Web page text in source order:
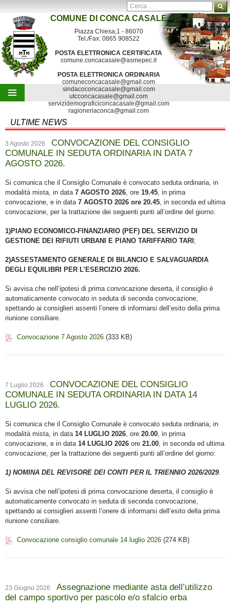
Ricerca per:
Contatti Mappa del sito Segnalazioni
COMUNE DI CONCA CASALE
Piazza Chiesa,1 - 86070
Tel./Fax: 0865 908522
POSTA ELETTRONICA CERTIFICATA
comune.concacasale@asmepec.it
POSTA ELETTRONICA ORDINARIA
comuneconcacasale@gmail.com
sindacoconcacasale@gmail.com
utcconcacasale@gmail.com
servizidemograficiconcacasale@gmail.com
ragioneriaconca@gmail.com
ULTIME NEWS
3 Agosto 2026
CONVOCAZIONE DEL CONSIGLIO
COMUNALE IN SEDUTA ORDINARIA IN DATA 7
AGOSTO 2026.
Si comunica che il Consiglio Comunale è convocato seduta ordinaria, in
modalità mista, in data7 AGOSTO 2026, ore 19.45, in prima
convocazione, e in data7 AGOSTO 2026 ore 20.45, in seconda ed ultima
convocazione, per la trattazione dei seguenti punti all’ordine del giorno:
1)PIANO ECONOMICO-FINANZIARIO (PEF) DEL SERVIZIO DI
GESTIONE DEI RIFIUTI URBANI E PIANO TARIFFARIO TARI ;
2)ASSESTAMENTO GENERALE DI BILANCIO E SALVAGUARDIA
DEGLI EQUILIBRI PER L’ESERCIZIO 2026.
Si avvisa che nell’ipotesi di prima convocazione deserta, il consiglio è
automaticamente convocato in seduta di seconda convocazione,
spettando ai consiglieri assenti l’onere di informarsi dell’esito della prima
riunione consiliare.
Convocazione 7 Agosto 2026(333 KB)
7 Luglio 2026
CONVOCAZIONE DEL CONSIGLIO
COMUNALE IN SEDUTA ORDINARIA IN DATA 14
LUGLIO 2026.
Si comunica che il Consiglio Comunale è convocato seduta ordinaria, in
modalità mista, in data 14 LUGLIO 2026, ore 20.00, in prima
convocazione, e in data14 LUGLIO 2026 ore 21.00, in seconda ed ultima
convocazione, per la trattazione dei seguenti punti all’ordine del giorno:
1) NOMINA DEL REVISORE DEI CONTI PER IL TRIENNIO 2026/2029.
Si avvisa che nell’ipotesi di prima convocazione deserta, il consiglio è
automaticamente convocato in seduta di seconda convocazione,
spettando ai consiglieri assenti l’onere di informarsi dell’esito della prima
riunione consiliare.
Convocazione consiglio comunale 14 luglio 2026(274 KB)
23 Giugno 2026
Assegnazione mediante asta dell’utilizzo
del campo sportivo per pascolo e/o sfalcio erba